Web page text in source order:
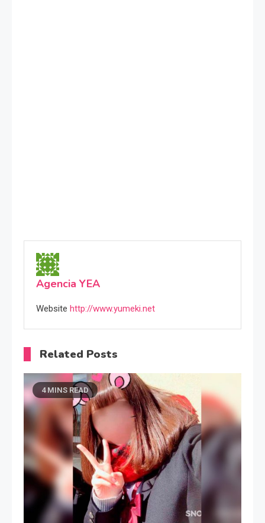
Agencia YEA
Website http://www.yumeki.net
Related Posts
4 MINS READ